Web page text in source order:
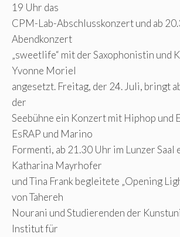
19 Uhr das
CPM-Lab-Abschlusskonzert und ab
Abendkonzert
„sweetlife“ mit der Saxophonistin und
Yvonne Moriel
angesetzt. Freitag, der 24. Juli, bringt
der
Seebühne ein Konzert mit Hiphop und
EsRAP und Marino
Formenti, ab 21.30 Uhr im Lunzer Saal
Katharina Mayrhofer
und Tina Frank begleitete „Opening
von Tahereh
Nourani und Studierenden der
Institut für